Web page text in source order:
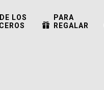
LOS
PARA
REGALAR